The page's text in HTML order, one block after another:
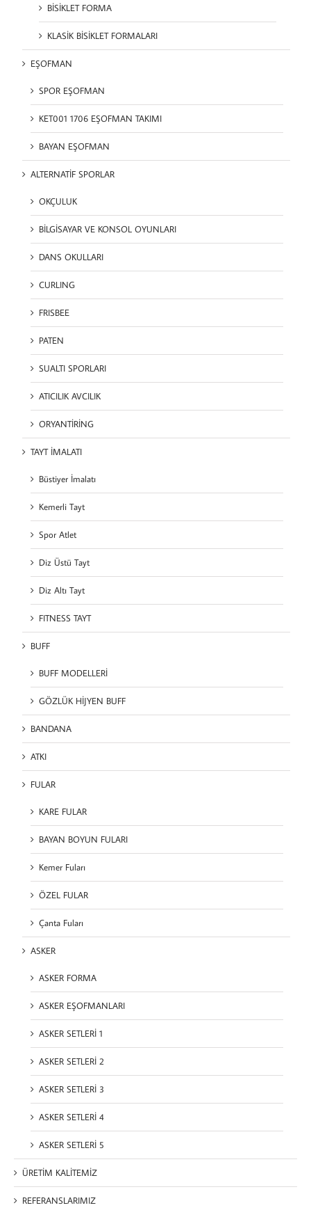
BİSİKLET FORMA
KLASİK BİSİKLET FORMALARI
EŞOFMAN
SPOR EŞOFMAN
KET001 1706 EŞOFMAN TAKIMI
BAYAN EŞOFMAN
ALTERNATİF SPORLAR
OKÇULUK
BİLGİSAYAR VE KONSOL OYUNLARI
DANS OKULLARI
CURLING
FRISBEE
PATEN
SUALTI SPORLARI
ATICILIK AVCILIK
ORYANTİRİNG
TAYT İMALATI
Büstiyer İmalatı
Kemerli Tayt
Spor Atlet
Diz Üstü Tayt
Diz Altı Tayt
FITNESS TAYT
BUFF
BUFF MODELLERİ
GÖZLÜK HİJYEN BUFF
BANDANA
ATKI
FULAR
KARE FULAR
BAYAN BOYUN FULARI
Kemer Fuları
ÖZEL FULAR
Çanta Fuları
ASKER
ASKER FORMA
ASKER EŞOFMANLARI
ASKER SETLERİ 1
ASKER SETLERİ 2
ASKER SETLERİ 3
ASKER SETLERİ 4
ASKER SETLERİ 5
ÜRETİM KALİTEMİZ
REFERANSLARIMIZ